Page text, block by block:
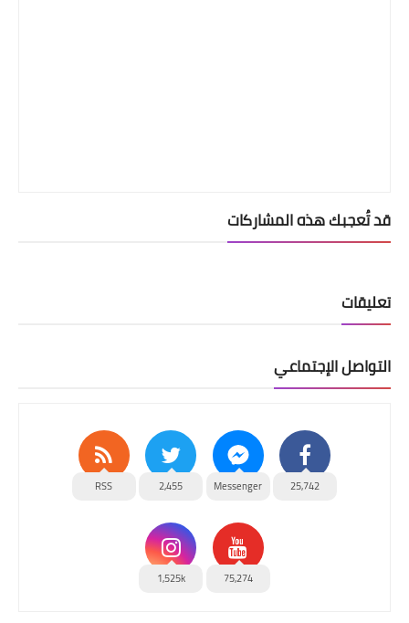
قد تُعجبك هذه المشاركات
تعليقات
التواصل الإجتماعي
25,742
Messenger
2,455
RSS
75,274
1,525k